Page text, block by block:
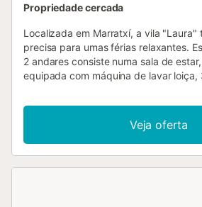
Propriedade cercada
Localizada em Marratxí, a vila "Laura"
precisa para umas férias relaxantes.
2 andares consiste numa sala de
equipada com máquina de lavar loiça,
comodidades incluem Wi-Fi de alta
condicionado, bem como uma
Além disso, um ginásio privado e
estão disponíveis para a sua
Veja oferta